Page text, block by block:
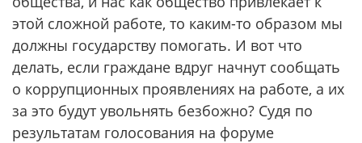
этой сложной работе, то каким-то образом мы
должны государству помогать. И вот что
делать, если граждане вдруг начнут сообщать
о коррупционных проявлениях на работе, а их
за это будут увольнять безбожно? Судя по
результатам голосования на форуме